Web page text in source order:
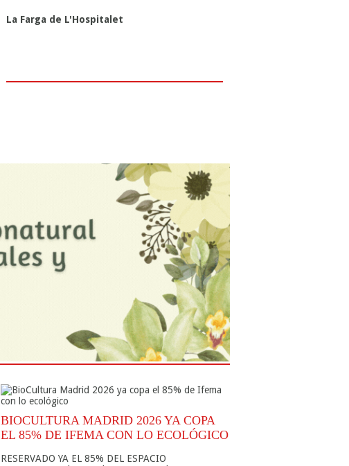
La Farga de L'Hospitalet
BIOCULTURA MADRID 2026 YA COPA
EL 85% DE IFEMA CON LO ECOLÓGICO
RESERVADO YA EL 85% DEL ESPACIO